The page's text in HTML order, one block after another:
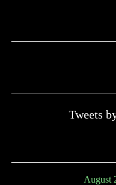
Tweets
August